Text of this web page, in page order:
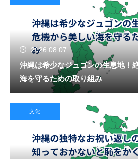
2026.08.07
沖縄は希少なジュゴンの生息地！
海を守るための取り組み
文化